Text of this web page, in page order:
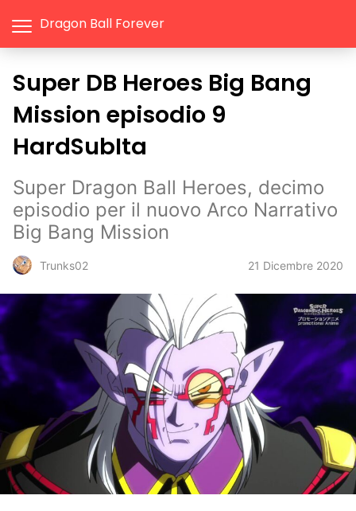
Dragon Ball Forever
Super DB Heroes Big Bang
Mission episodio 9
HardSubIta
Super Dragon Ball Heroes, decimo
episodio per il nuovo Arco Narrativo
Big Bang Mission
Trunks02 21 Dicembre 2020